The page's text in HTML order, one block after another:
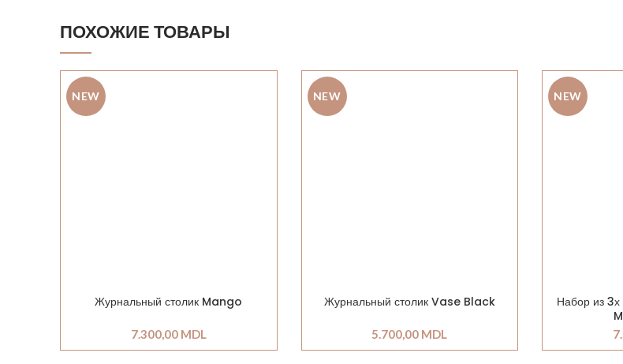
ПОХОЖИЕ ТОВАРЫ
NEW
Журнальный столик Mango
7.300,00 MDL
NEW
Журнальный столик Vase Black
5.700,00 MDL
NEW
Набор из 3х